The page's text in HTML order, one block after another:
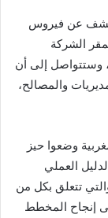
عن فيروس
الشركة
الرئيسي بالرباط، منذ يوم الإثنين 08 يونيو 2020، وستتواصل إلى أن
والمصالح،
وضعوا حيز
العملي
والتي تتعلق بكل من
إنجاح المخطط